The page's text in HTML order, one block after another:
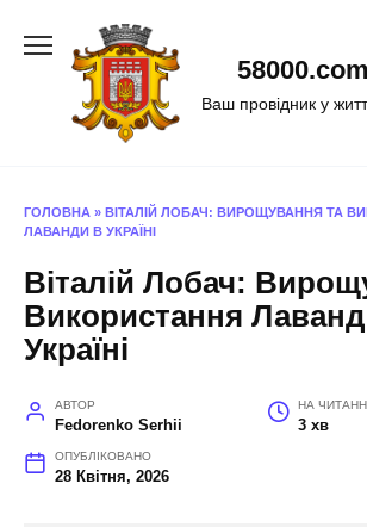
Ваш провідник у
ГОЛОВНА » ВІТАЛІЙ ЛОБАЧ: ВИРОЩУВАННЯ ТА
ЛАВАНДИ В УКРАЇНІ
Віталій Лобач:
Використання
Україні
АВТОР
Fedorenko Serhii
НА
3 хв
ОПУБЛІКОВАНО
28 Квітня, 2026